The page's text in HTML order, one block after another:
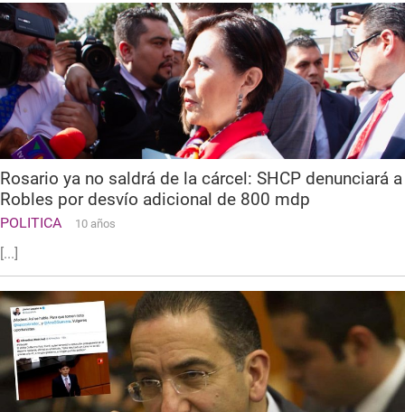
Rosario ya no saldrá de la cárcel: SHCP denunciará a
Robles por desvío adicional de 800 mdp
POLITICA 10 años
[...]